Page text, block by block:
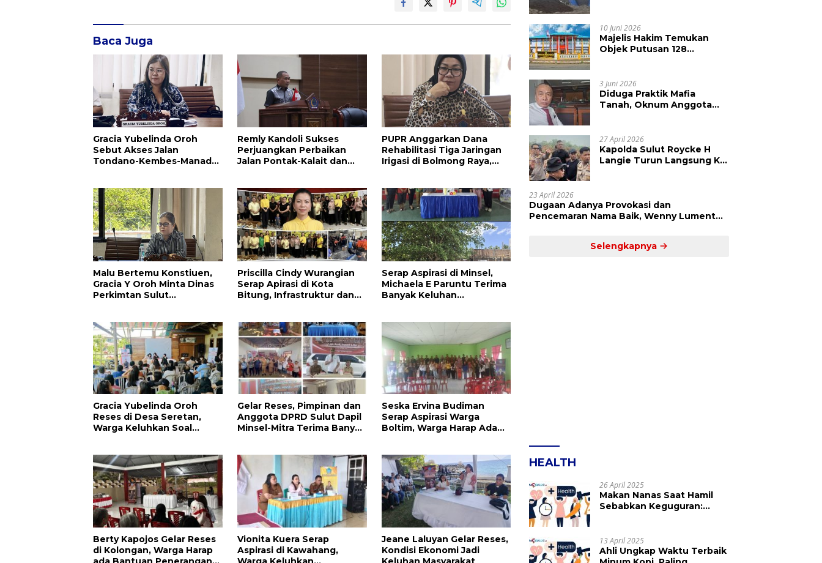
Baca Juga
Gracia Yubelinda Oroh
Sebut Akses Jalan
Tondano-Kembes-Manado
Remly Kandoli Sukses
Perjuangkan Perbaikan
Jalan Pontak-Kalait dan
PUPR Anggarkan Dana
Rehabilitasi Tiga Jaringan
Irigasi di Bolmong Raya,
Malu Bertemu Konstiuen,
Gracia Y Oroh Minta Dinas
Perkimtan Sulut
Priscilla Cindy Wurangian
Serap Apirasi di Kota
Bitung, Infrastruktur dan
Warga
Serap Aspirasi di Minsel,
Michaela E Paruntu Terima
Banyak Keluhan
Gracia Yubelinda Oroh
Reses di Desa Seretan,
Warga Keluhkan Soal
Gelar Reses, Pimpinan dan
Anggota DPRD Sulut Dapil
Minsel-Mitra Terima Banyak
Seska Ervina Budiman
Serap Aspirasi Warga
Boltim, Warga Harap Ada
Berty Kapojos Gelar Reses
di Kolongan, Warga Harap
Vionita Kuera Serap
Aspirasi di Kawahang,
Jeane Laluyan Gelar Reses,
Kondisi Ekonomi Jadi
Tangkap Vinni Sondakh
10 Juni 2026
Majelis Hakim Temukan
Objek Putusan 128
Atas Putusan PN Tondano
3 Juni 2026
Diduga Praktik Mafia
Tanah, Oknum Anggota
27 April 2026
Kapolda Sulut Roycke H
Langie Turun Langsung Ke
23 April 2026
Dugaan Adanya Provokasi dan
Pencemaran Nama Baik, Wenny Lumentut
Selengkapnya
HEALTH
26 April 2025
Makan Nanas Saat Hamil
Sebabkan Keguguran:
13 April 2025
Ahli Ungkap Waktu Terbaik